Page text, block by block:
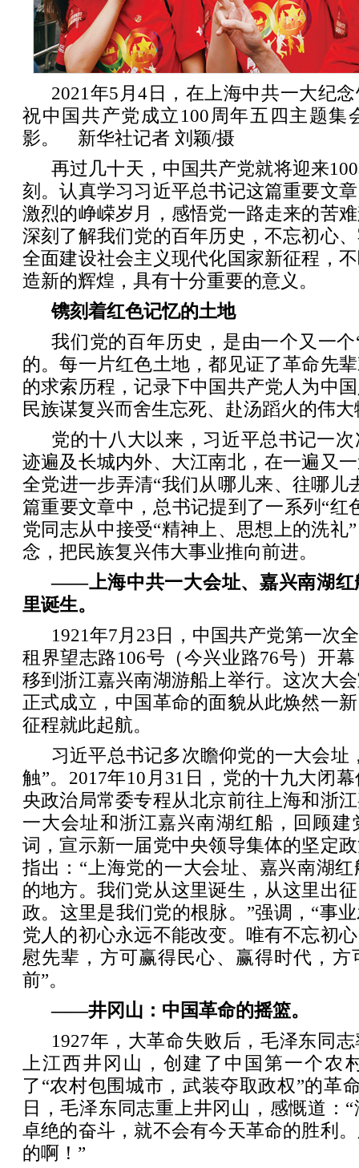
2021年5月4日，在上海中共一大纪
祝中国共产党成立100周年五四主题集
影。 新华社记者 刘颖/摄
再过几十天，中国共产党就将迎来
刻。认真学习习近平总书记这篇重要文
激烈的峥嵘岁月，感悟党一路走来的苦
深刻了解我们党的百年历史，不忘初心
全面建设社会主义现代化国家新征程，
造新的辉煌，具有十分重要的意义。
镌刻着红色记忆的土地
我们党的百年历史，是由一个又一
的。每一片红色土地，都见证了革命先
的求索历程，记录下中国共产党人为中
民族谋复兴而舍生忘死、赴汤蹈火的伟
党的十八大以来，习近平总书记一
迹遍及长城内外、大江南北，在一遍又
全党进一步弄清“我们从哪儿来、往哪儿
篇重要文章中，总书记提到了一系列“红
党同志从中接受“精神上、思想上的洗礼
念，把民族复兴伟大事业推向前进。
——上海中共一大会址、嘉兴南湖红
里诞生。
1921年7月23日，中国共产党第一次
租界望志路106号（今兴业路76号）开
移到浙江嘉兴南湖游船上举行。这次大
正式成立，中国革命的面貌从此焕然一
征程就此起航。
习近平总书记多次瞻仰党的一大会址
触”。2017年10月31日，党的十九大闭
央政治局常委专程从北京前往上海和浙
一大会址和浙江嘉兴南湖红船，回顾建
词，宣示新一届党中央领导集体的坚定
指出：“上海党的一大会址、嘉兴南湖
的地方。我们党从这里诞生，从这里出
政。这里是我们党的根脉。”强调，“事
党人的初心永远不能改变。唯有不忘初
慰先辈，方可赢得民心、赢得时代，方
前”。
——井冈山：中国革命的摇篮。
1927年，大革命失败后，毛泽东同
上江西井冈山，创建了中国第一个农
了“农村包围城市，武装夺取政权”的革
日，毛泽东同志重上井冈山，感慨道：
卓绝的奋斗，就不会有今天革命的胜利
的啊！”